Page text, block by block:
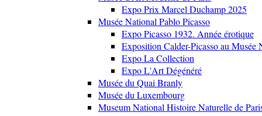
Expo Prix Marcel Duchamp 2025
Musée National Pablo Picasso
Expo Picasso 1932. Année érotique
Exposition Calder-Picasso au Musée
Expo La Collection
Expo L'Art Dégénéré
Musée du Quai Branly
Musée du Luxembourg
Museum National Histoire Naturelle de